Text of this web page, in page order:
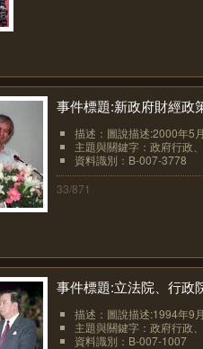
事件標題:新政府財經政
描述：圖說描述:2000年5
主題與關鍵字：政府行政
資料識別：B-007-3778
33/871
事件標題:立法院、行政
描述：圖說描述:1994年9
主題與關鍵字：政府行政
資料識別：B-007-1007